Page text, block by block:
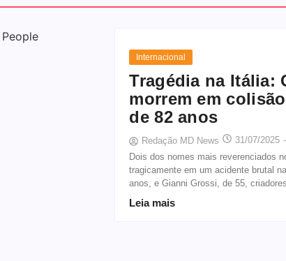
Internacional
Tragédia na Itália:
morrem em
de 82 anos
Redação MD News 31/07/2025 -
Dois dos nomes mais reverenciados
tragicamente em um acidente brutal
anos, e Gianni Grossi, de 55,
Leia mais